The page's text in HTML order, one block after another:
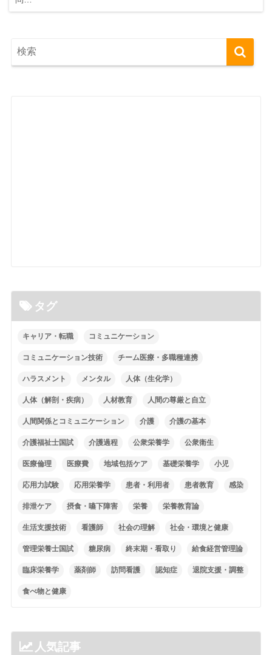
タグ
キャリア・転職 コミュニケーション
コミュニケーション技術 チーム医療・多職種連携
ハラスメント メンタル 人体（生化学）
人体（解剖・疾病） 人材教育 人間の尊厳と自立
人間関係とコミュニケーション 介護 介護の基本
介護福祉士国試 介護過程 公衆栄養学 公衆衛生
医療倫理 医療費 地域包括ケア 基礎栄養学 小児
応用力試験 応用栄養学 患者・利用者 患者教育 感染
排泄ケア 摂食・嚥下障害 栄養 栄養教育論
生活支援技術 看護師 社会の理解 社会・環境と健康
管理栄養士国試 糖尿病 終末期・看取り 給食経営管理論
臨床栄養学 薬剤師 訪問看護 認知症 退院支援・調整
食べ物と健康
人気記事